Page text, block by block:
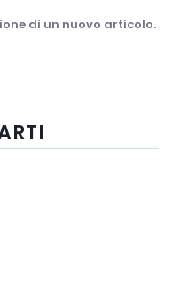
di un nuovo articolo.